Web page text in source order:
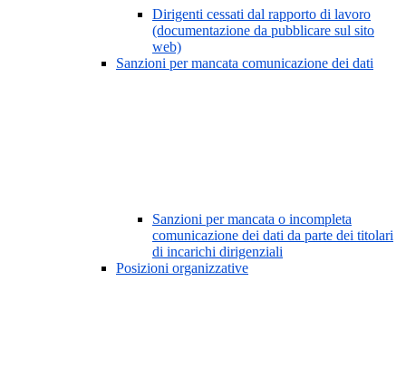
Dirigenti cessati dal rapporto di lavoro
(documentazione da pubblicare sul sito
web)
Sanzioni per mancata comunicazione dei dati
Sanzioni per mancata o incompleta
comunicazione dei dati da parte dei titolari
di incarichi dirigenziali
Posizioni organizzative